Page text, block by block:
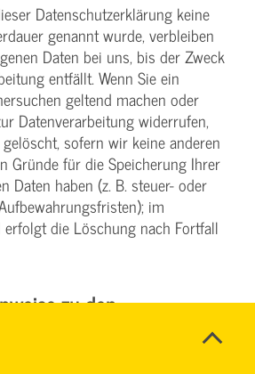
Datenschutzerklärung keine
genannt wurde, verbleiben
Daten bei uns, bis der Zweck
entfällt. Wenn Sie ein
geltend machen oder
Datenverarbeitung widerrufen,
sofern wir keine anderen
Gründe für die Speicherung Ihrer
Daten haben (z. B. steuer- oder
im
erfolgt die Löschung nach Fortfall
zu den
der